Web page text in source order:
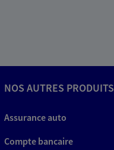
NOS AUTRES PRODUITS
Assurance auto
Compte bancaire